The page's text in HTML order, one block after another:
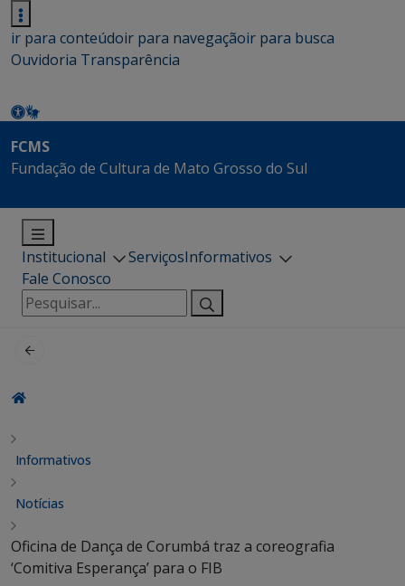
ir para conteúdoir para navegaçãoir para busca
Ouvidoria Transparência
FCMS
Fundação de Cultura de Mato Grosso do Sul
Institucional ServiçosInformativos
Fale Conosco
Pesquisar
por:
Informativos
Notícias
Oficina de Dança de Corumbá traz a coreografia
‘Comitiva Esperança’ para o FIB